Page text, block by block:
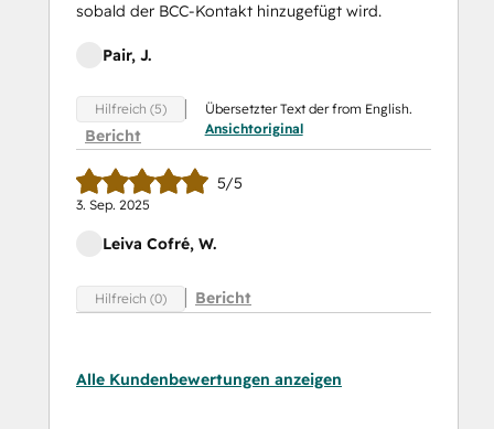
sobald der BCC-Kontakt hinzugefügt wird.
Pair, J.
Hilfreich (5)
Bericht
Übersetzter Text der from English.
Ansichtoriginal
5/5
3. Sep. 2025
Leiva Cofré, W.
Hilfreich (0) Bericht
Alle Kundenbewertungen anzeigen